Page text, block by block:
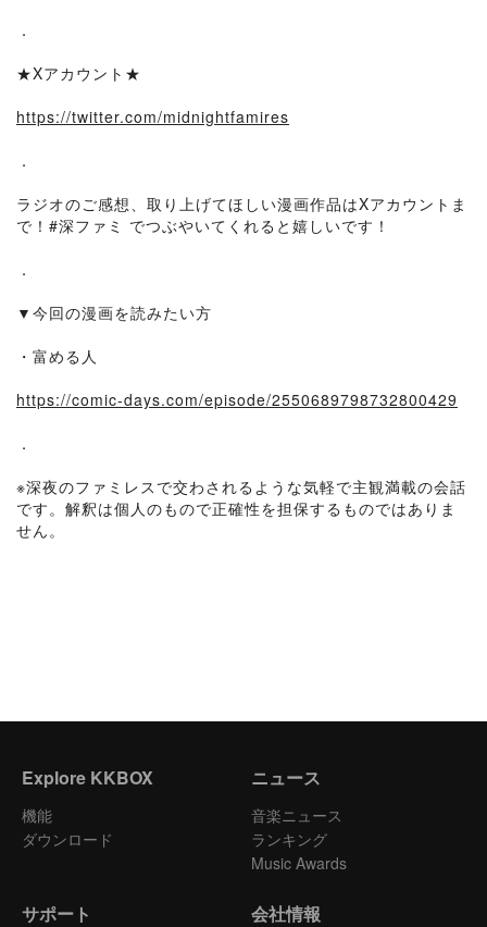
．
★Xアカウント★
https://twitter.com/midnightfamires
．
ラジオのご感想、取り上げてほしい漫画作品はXアカウントま
で！#深ファミ でつぶやいてくれると嬉しいです！
．
▼今回の漫画を読みたい方
・富める人
https://comic-days.com/episode/2550689798732800429
．
※深夜のファミレスで交わされるような気軽で主観満載の会話
です。解釈は個人のもので正確性を担保するものではありま
せん。
Explore KKBOX
機能
ダウンロード
ニュース
音楽ニュース
ランキング
Music Awards
サポート 会社情報